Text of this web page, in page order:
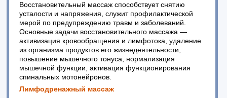
Восстановительный массаж способствует снятию
усталости и напряжения, служит профилактической
мерой по предупреждению травм и заболеваний.
Основные задачи восстановительного массажа —
активизация кровообращения и лимфотока, удаление
из организма продуктов его жизнедеятельности,
повышение мышечного тонуса, нормализация
мышечной функции, активация функционирования
спинальных мотонейронов.
Лимфодренажный массаж